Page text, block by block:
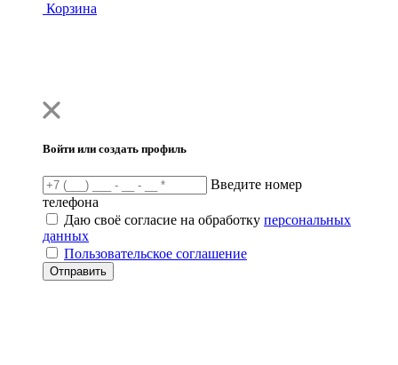
Корзина
Войти или создать профиль
Введите номер
телефона
Даю своё согласие на обработку персональных
данных
Пользовательское соглашение
Отправить